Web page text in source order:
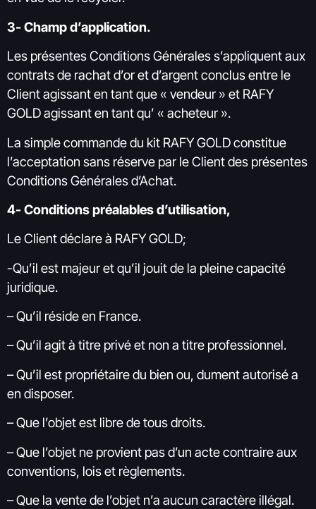
3- Champ d’application.
Les présentes Conditions Générales s’appliquent aux
contrats de rachat d’or et d’argent conclus entre le
Client agissant en tant que « vendeur » et RAFY
GOLD agissant en tant qu’ « acheteur ».
La simple commande du kit RAFY GOLD constitue
l’acceptation sans réserve par le Client des présentes
Conditions Générales d’Achat.
4- Conditions préalables d’utilisation,
Le Client déclare à RAFY GOLD;
-Qu’il est majeur et qu’il jouit de la pleine capacité
juridique.
– Qu’il réside en France.
– Qu’il agit à titre privé et non a titre professionnel.
– Qu’il est propriétaire du bien ou, dument autorisé a
en disposer.
– Que l’objet est libre de tous droits.
– Que l’objet ne provient pas d’un acte contraire aux
conventions, lois et règlements.
– Que la vente de l’objet n’a aucun caractère illégal.